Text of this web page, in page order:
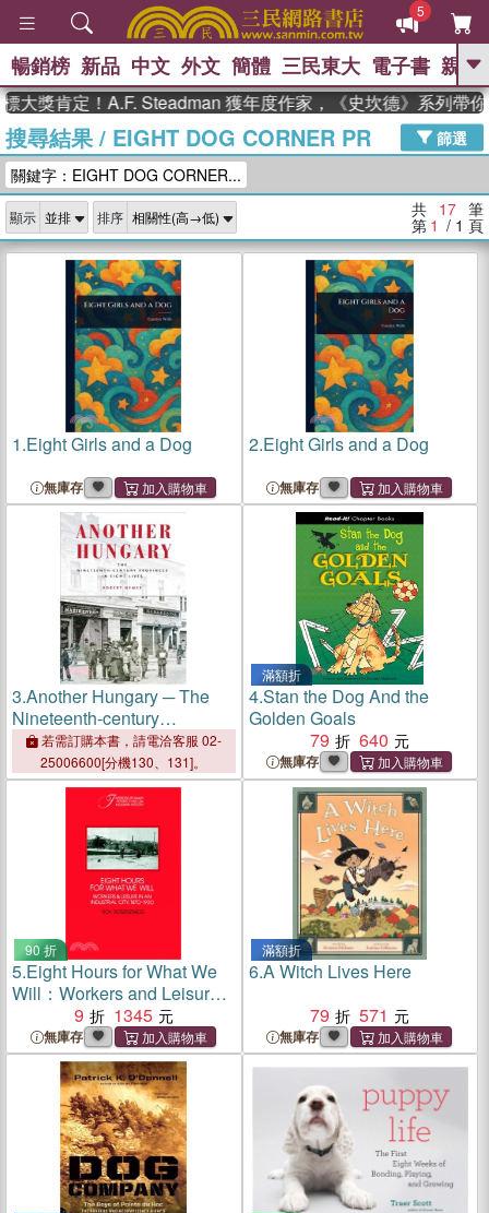
5
GO
熱搜： 東野圭吾 、 高希均教授回憶錄
、 The Odyssey 、 父親節 、 如果歷
史是一群喵
獎 臺灣漫遊錄 、 方念華 、 台灣的李
登輝時代
數學女孩：黎曼猜想 、
偉大的迷走神經
暢銷榜 新品 中文 外文 簡體 三民東大 電子書 親子
獎肯定！A.F. Steadman 獲年度作家，《史坎德》系列帶你踏
搜尋結果/ EIGHT DOG CORNER PR
篩選
關鍵字：EIGHT DOG CORNER...
顯示 排序 共 17 筆
第 1 / 1 頁
1.Eight Girls and a Dog
無庫存
2.Eight Girls and a Dog
無庫存
3.Another Hungary ─ The
Nineteenth-century
Provinces in Eight Lives
若需訂購本書，請電洽客服 02-
25006600[分機130、131]。
滿額折
4.Stan the Dog And the
Golden Goals
79
640
無庫存
90 折
5.Eight Hours for What We
Will：Workers and Leisure
in an Industrial City, 1870–
1920
9 1345
無庫存
滿額折
6.A Witch Lives Here
79
571
無庫存